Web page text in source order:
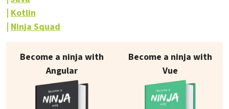
Kotlin
Ninja Squad
Our books on sale
Become a ninja with
Angular
Become a ninja with
Vue